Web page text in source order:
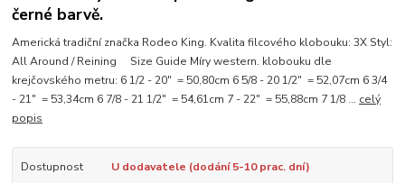
černé barvě.
Americká tradiční značka Rodeo King. Kvalita filcového klobouku: 3X Styl:
All Around / Reining Size Guide Míry western. klobouku dle
krejčovského metru: 6 1/2 - 20" = 50,80cm 6 5/8 - 20 1/2" = 52,07cm 6 3/4
- 21" = 53,34cm 6 7/8 - 21 1/2" = 54,61cm 7 - 22" = 55,88cm 7 1/8 ... celý
popis
Dostupnost
U dodavatele (dodání 5-10 prac. dní)